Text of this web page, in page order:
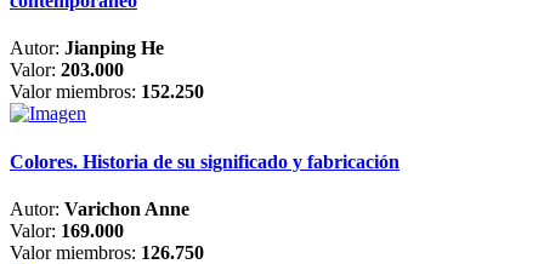
Autor: Jianping He
Valor: 203.000
Valor miembros: 152.250
Colores. Historia de su significado y fabricación
Autor: Varichon Anne
Valor: 169.000
Valor miembros: 126.750